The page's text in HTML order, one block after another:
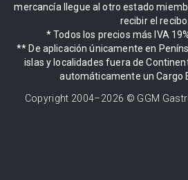
mercancía llegue al otro estado
recibir el recibo.
* Todos los precios más IVA
** De aplicación únicamente en
islas y localidades fuera de
automáticamente un Cargo
Copyright 2004–2026 © GGM